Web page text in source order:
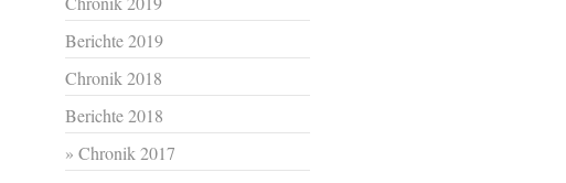
Berichte 2019
Chronik 2018
Berichte 2018
Chronik 2017